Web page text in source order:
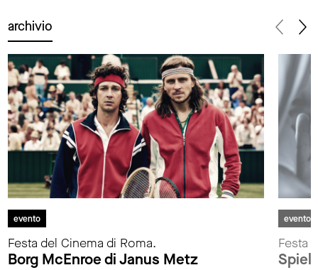
archivio
evento
Festa del Cinema di Roma.
Borg McEnroe di Janus Metz
evento
Festa